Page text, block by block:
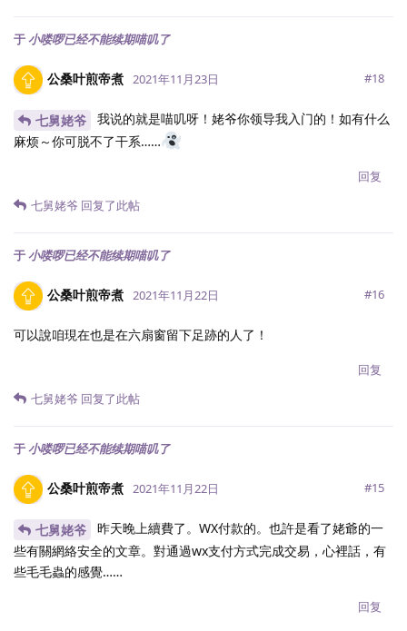
于小喽啰已经不能续期喵叽了
公桑叶煎帝煮 2021年11月23日 #18
七舅姥爷
我说的就是喵叽呀！姥爷你领导我入门的！如有什么
麻烦～你可脱不了干系……
回复
七舅姥爷 回复了此帖
于小喽啰已经不能续期喵叽了
公桑叶煎帝煮 2021年11月22日 #16
可以說咱現在也是在六扇窗留下足跡的人了！
回复
七舅姥爷 回复了此帖
于小喽啰已经不能续期喵叽了
公桑叶煎帝煮 2021年11月22日 #15
七舅姥爷
昨天晚上續費了。WX付款的。也許是看了姥爺的一
些有關網絡安全的文章。對通過wx支付方式完成交易，心裡話，有
些毛毛蟲的感覺……
回复